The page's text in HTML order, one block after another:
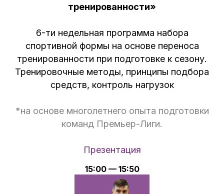
тренированности»
6-ти недельная программа набора
спортивной формы на основе переноса
тренированности при подготовке к сезону.
Тренировочные методы, принципы подбора
средств, контроль нагрузок
*на основе многолетнего опыта подготовки
команд Премьер-Лиги.
Презентация
15:00 — 15:50